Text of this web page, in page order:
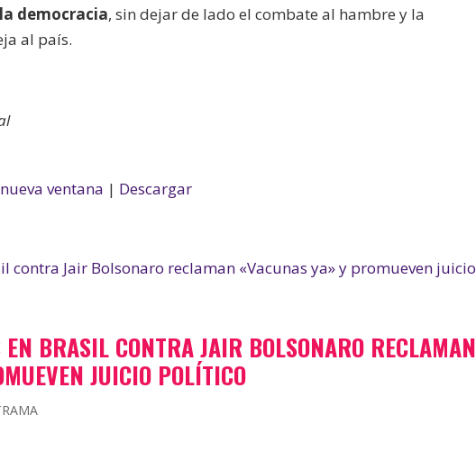
democracia, sin dejar de lado el combate al hambre y la
al país.
ventana | Descargar
BRASIL CONTRA JAIR BOLSONARO RECLAMAN
JUICIO POLÍTICO